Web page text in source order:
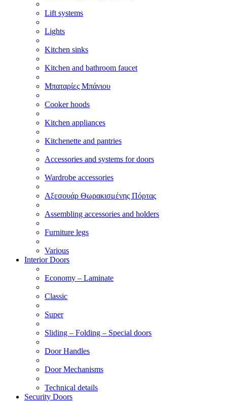
Lift systems
Lights
Kitchen sinks
Kitchen and bathroom faucet
Μπαταρίες Μπάνιου
Cooker hoods
Kitchen appliances
Kitchenette and pantries
Accessories and systems for doors
Wardrobe accessories
Αξεσουάρ Θωρακισμένης Πόρτας
Assembling accessories and holders
Furniture legs
Various
Interior Doors
Economy – Laminate
Classic
Super
Sliding – Folding – Special doors
Door Handles
Door Mechanisms
Technical details
Security Doors